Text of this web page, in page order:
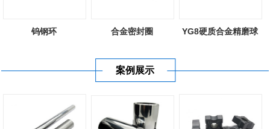
钨钢环 合金密封圈 YG8硬质合金精磨球
案例展示